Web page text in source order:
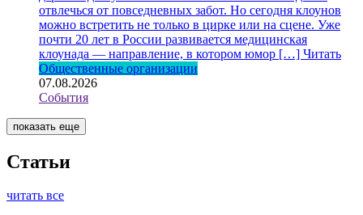
отвлечься от повседневных забот. Но сегодня клоунов
можно встретить не только в цирке или на сцене. Уже
почти 20 лет в России развивается медицинская
клоунада — направление, в котором юмор […] Читать
Общественные организации
07.08.2026
События
показать еще
Статьи
читать все